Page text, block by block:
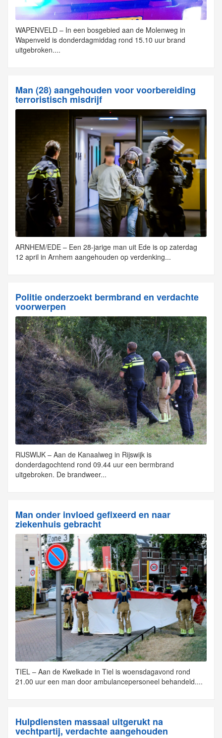
WAPENVELD – In een bosgebied aan de Molenweg in
Wapenveld is donderdagmiddag rond 15.10 uur brand
uitgebroken....
Man (28) aangehouden voor voorbereiding
terroristisch misdrijf
ARNHEM/EDE – Een 28-jarige man uit Ede is op zaterdag
12 april in Arnhem aangehouden op verdenking...
Politie onderzoekt bermbrand en verdachte
voorwerpen
RIJSWIJK – Aan de Kanaalweg in Rijswijk is
donderdagochtend rond 09.44 uur een bermbrand
uitgebroken. De brandweer...
Man onder invloed gefixeerd en naar
ziekenhuis gebracht
TIEL – Aan de Kwelkade in Tiel is woensdagavond rond
21.00 uur een man door ambulancepersoneel behandeld....
Hulpdiensten massaal uitgerukt na
vechtpartij, verdachte aangehouden